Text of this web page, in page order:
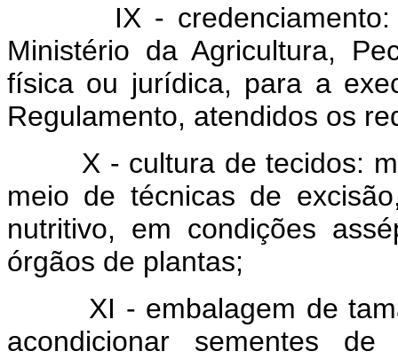
IX - credenciamento:
Ministério da Agricultura,
física ou jurídica, para a
Regulamento, atendidos os
X - cultura de tecidos:
meio de técnicas de
nutritivo, em condições
órgãos de plantas;
XI - embalagem de
acondicionar sementes